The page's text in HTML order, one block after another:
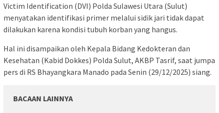
Victim Identification (DVI) Polda Sulawesi Utara (Sulut)
menyatakan identifikasi primer melalui sidik jari tidak dapat
dilakukan karena kondisi tubuh korban yang hangus.
​Hal ini disampaikan oleh Kepala Bidang Kedokteran dan
Kesehatan (Kabid Dokkes) Polda Sulut, AKBP Tasrif, saat jumpa
pers di RS Bhayangkara Manado pada Senin (29/12/2025) siang.
BACAAN LAINNYA